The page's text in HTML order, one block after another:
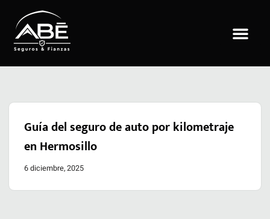
Saltar
al
Guía del seguro de auto por kilometraje
en Hermosillo
6 diciembre, 2025